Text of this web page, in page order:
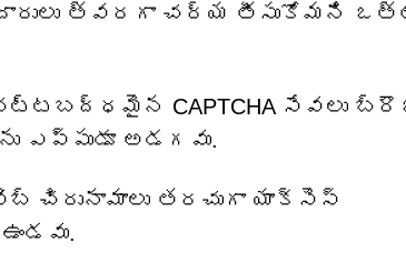
త్వరగా చర్య తీసుకోమని
CAPTCHA సేవలు
అడగవు.
వెబ్ చిరునామాలు తరచుగా యాక్సెస్